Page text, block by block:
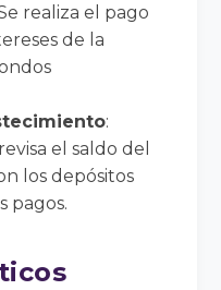
realiza el pago
de la
:
el saldo del
los depósitos
pagos.